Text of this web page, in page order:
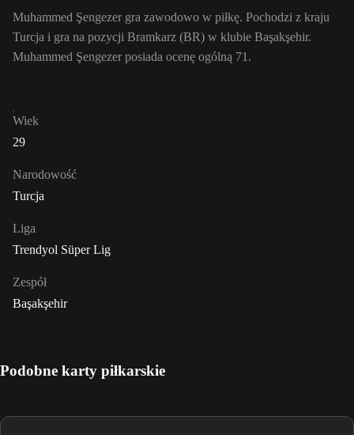
Muhammed Şengezer gra zawodowo w piłkę. Pochodzi z kraju
Turcja i gra na pozycji Bramkarz (BR) w klubie Başakşehir.
Muhammed Şengezer posiada ocenę ogólną 71.
Wiek
29
Narodowość
Turcja
Liga
Trendyol Süper Lig
Zespół
Başakşehir
Podobne karty piłkarskie